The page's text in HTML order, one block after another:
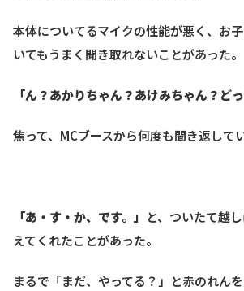
本体についてるマイクの性能が悪く、お
いてもうまく聞き取れないことがあった。
「ん？あかりちゃん？あけみちゃん？どっ
焦って、MCブースから何度も聞き返して
「あ・す・か、です。」 と、ついたて越
えてくれたことがあった。
まるで「まだ、やってる？」と赤のれん